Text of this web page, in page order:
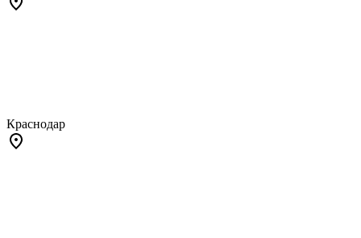
Краснодар